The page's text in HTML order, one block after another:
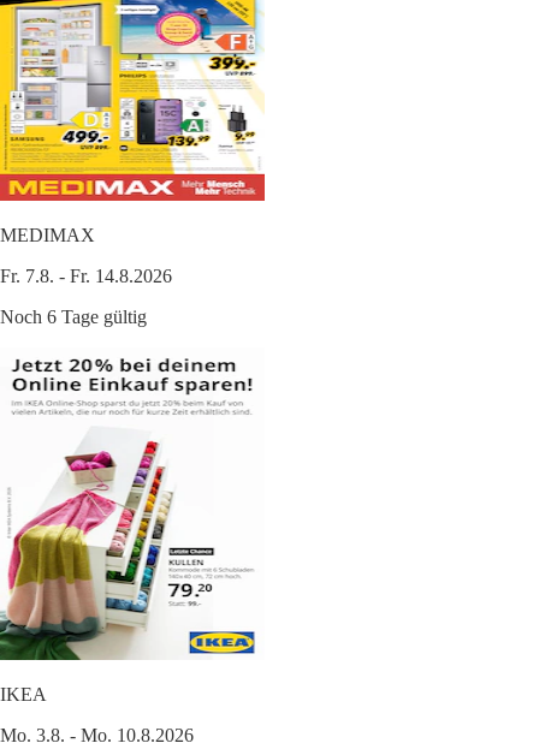
MEDIMAX
Fr. 7.8. - Fr. 14.8.2026
Noch 6 Tage gültig
IKEA
Mo. 3.8. - Mo. 10.8.2026